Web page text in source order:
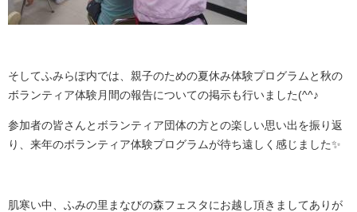
そしてふみらぽ内では、親子のための夏休み体験プログラムと秋の
ボランティア体験月間の報告についての掲示も行いました(^^♪
参加者の皆さんとボランティア団体の方との楽しい思い出を振り返
り、来年のボランティア体験プログラムが待ち遠しく感じました✨
肌寒い中、ふみの里まなびの森フェスタにお越し頂きましてありが